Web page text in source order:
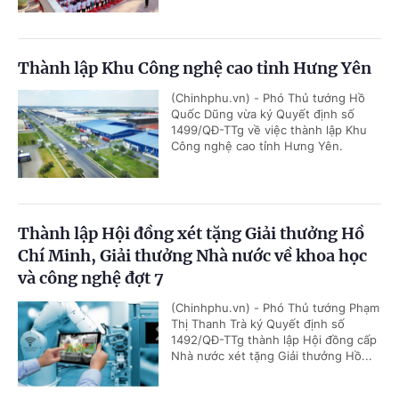
Thành lập Khu Công nghệ cao tỉnh Hưng Yên
(Chinhphu.vn) - Phó Thủ tướng Hồ
Quốc Dũng vừa ký Quyết định số
1499/QĐ-TTg về việc thành lập Khu
Công nghệ cao tỉnh Hưng Yên.
Thành lập Hội đồng xét tặng Giải thưởng Hồ
Chí Minh, Giải thưởng Nhà nước về khoa học
và công nghệ đợt 7
(Chinhphu.vn) - Phó Thủ tướng Phạm
Thị Thanh Trà ký Quyết định số
1492/QĐ-TTg thành lập Hội đồng cấp
Nhà nước xét tặng Giải thưởng Hồ...